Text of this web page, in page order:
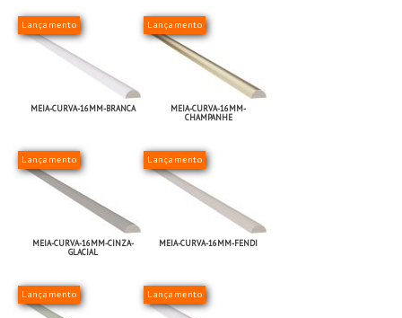
Lançamento
MEIA-CURVA-16MM-BRANCA
Lançamento
MEIA-CURVA-16MM-
CHAMPANHE
Lançamento
MEIA-CURVA-16MM-CINZA-
GLACIAL
Lançamento
MEIA-CURVA-16MM-FENDI
Lançamento Lançamento